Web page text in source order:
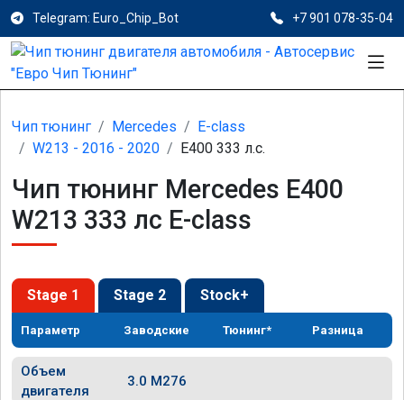
Telegram: Euro_Chip_Bot +7 901 078-35-04
Чип тюнинг Mercedes
E-class
W213 - 2016 - 2020
E400 333 л.с.
Чип тюнинг Mercedes E400
W213 333 лс E-class
Stage 1 Stage 2 Stock+
Параметр Заводские Тюнинг* Разница
Объем
двигателя
3.0 M276